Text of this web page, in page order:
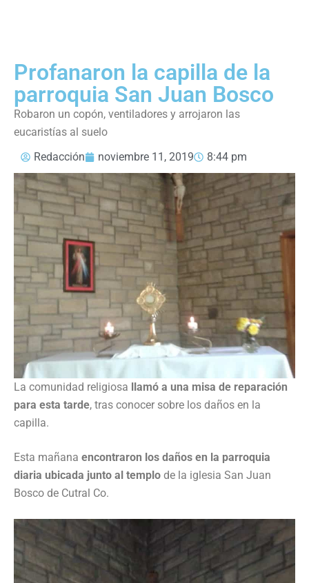
Profanaron la capilla de la
parroquia San Juan Bosco
Robaron un copón, ventiladores y arrojaron las
eucaristías al suelo
Redacción
noviembre 11, 2019 8:44 pm
La comunidad religiosa llamó a una misa de reparación
para esta tarde, tras conocer sobre los daños en la
capilla.
Esta mañana encontraron los daños en la parroquia
diaria ubicada junto al templo de la iglesia San Juan
Bosco de Cutral Co.